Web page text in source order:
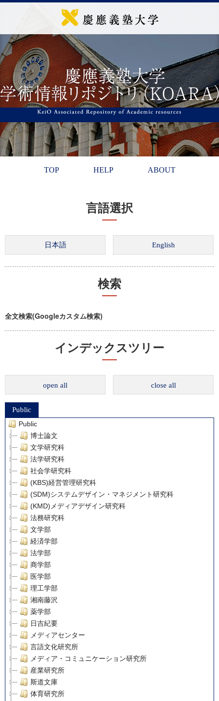
TOP HELP ABOUT
言語選択
検索
全文検索(Googleカスタム検索)
インデックスツリー
open all close all
Public
Public
博士論文
文学研究科
法学研究科
社会学研究科
(KBS)経営管理研究科
(SDM)システムデザイン・マネジメント研究科
(KMD)メディアデザイン研究科
法務研究科
文学部
経済学部
法学部
商学部
医学部
理工学部
湘南藤沢
薬学部
日吉紀要
メディアセンター
言語文化研究所
メディア・コミュニケーション研究所
産業研究所
斯道文庫
体育研究所